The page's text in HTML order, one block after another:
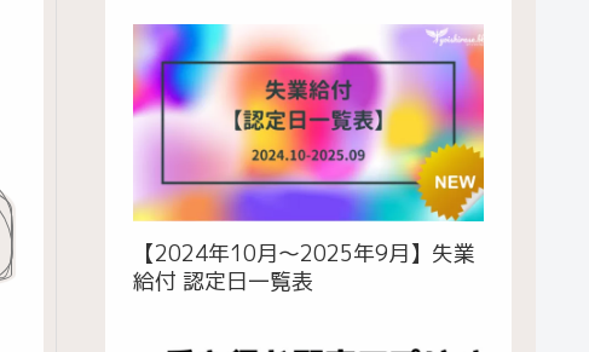
【2024年10月〜2025年9月】失業
給付 認定日一覧表